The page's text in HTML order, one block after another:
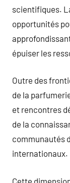
scientifiques.
opportunités
épuiser les
Outre des
de la
et rencontres
de la
communautés
internationaux.
Cette